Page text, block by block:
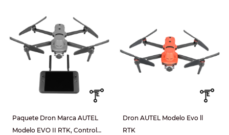
Paquete Dron Marca AUTEL
Modelo EVO II RTK, Control
Dron AUTEL Modelo Evo ll
RTK